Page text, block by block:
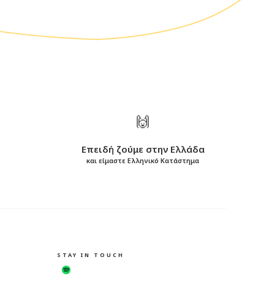
🙌
Επειδή ζούμε στην Ελλάδα
και είμαστε Ελληνικό Κατάστημα
STAY IN TOUCH